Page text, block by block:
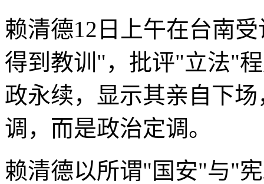
赖清德12日上午在台南
得到教训"，批评"立法"
政永续，显示其亲自下
调，而是政治定调。
赖清德以所谓"国安"与"